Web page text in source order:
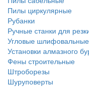
Пилы циркулярные
Рубанки
Ручные станки для
Угловые
Установки алмазного
Фены строительные
Штроборезы
Шуруповерты